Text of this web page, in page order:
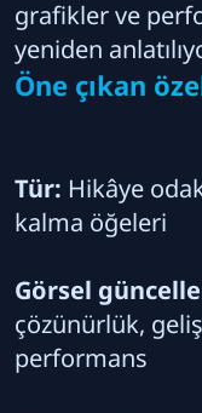
grafikler ve
yeniden
Öne çıkan
Tür: Hikâye
kalma öğeleri
Görsel
çözünürlük,
performans